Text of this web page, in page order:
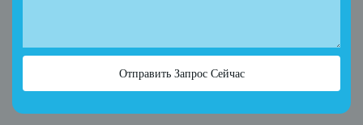
Отправить Запрос Сейчас